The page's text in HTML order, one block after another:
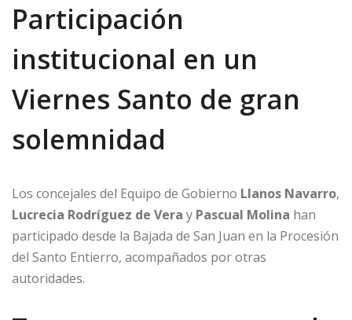
Participación
institucional en un
Viernes Santo de gran
solemnidad
Los concejales del Equipo de Gobierno Llanos Navarro,
Lucrecia Rodríguez de Vera y Pascual Molina han
participado desde la Bajada de San Juan en la Procesión
del Santo Entierro, acompañados por otras
autoridades.